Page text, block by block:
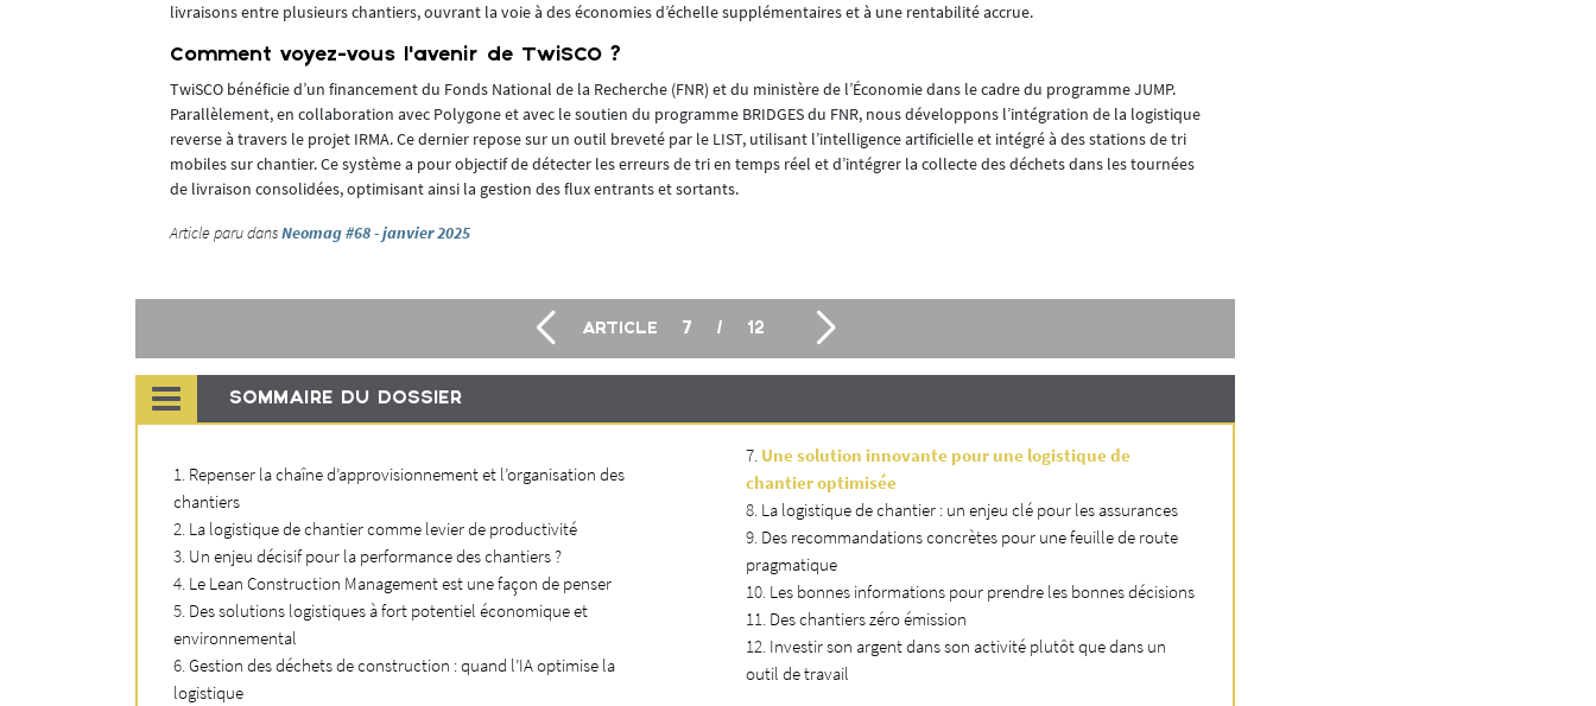
livraisons entre plusieurs chantiers, ouvrant la voie à des économies d’échelle supplémentaires et à une rentabilité accrue.
Comment voyez-vous l’avenir de TwiSCO ?
TwiSCO bénéficie d’un financement du Fonds National de la Recherche (FNR) et du ministère de l’Économie dans le cadre du programme JUMP.
Parallèlement, en collaboration avec Polygone et avec le soutien du programme BRIDGES du FNR, nous développons l’intégration de la logistique
reverse à travers le projet IRMA. Ce dernier repose sur un outil breveté par le LIST, utilisant l’intelligence artificielle et intégré à des stations de tri
mobiles sur chantier. Ce système a pour objectif de détecter les erreurs de tri en temps réel et d’intégrer la collecte des déchets dans les tournées
de livraison consolidées, optimisant ainsi la gestion des flux entrants et sortants.
Article paru dansNeomag #68 - janvier 2025
ARTICLE 7 / 12
SOMMAIRE DU DOSSIER
Repenser la chaîne d’approvisionnement et l’organisation des
chantiers
La logistique de chantier comme levier de productivité
Un enjeu décisif pour la performance des chantiers ?
Le Lean Construction Management est une façon de penser
Des solutions logistiques à fort potentiel économique et
environnemental
Gestion des déchets de construction : quand l’IA optimise la
logistique
Une solution innovante pour une logistique de
chantier optimisée
La logistique de chantier : un enjeu clé pour les assurances
Des recommandations concrètes pour une feuille de route
pragmatique
Les bonnes informations pour prendre les bonnes décisions
Des chantiers zéro émission
Investir son argent dans son activité plutôt que dans un
outil de travail